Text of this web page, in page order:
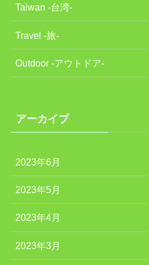
Taiwan -台湾-
Travel -旅-
Outdoor -アウトドア-
アーカイブ
2023年6月
2023年5月
2023年4月
2023年3月